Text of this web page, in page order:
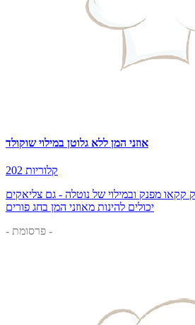
אוזני המן ללא גלוטן במילוי שוקולד
202 קלוריות
קקאו מפנק ובמילוי של נוטלה - גם צליאקים
יכולים להינות מאוזני המן בחג פורים
- פרסומת -